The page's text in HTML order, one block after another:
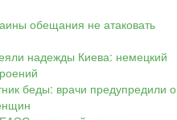
обещания не атаковать
надежды Киева: немецкий
беды: врачи предупредили о